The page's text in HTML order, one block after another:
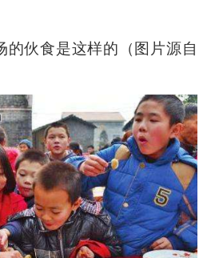
的伙食是这样的（图片源自